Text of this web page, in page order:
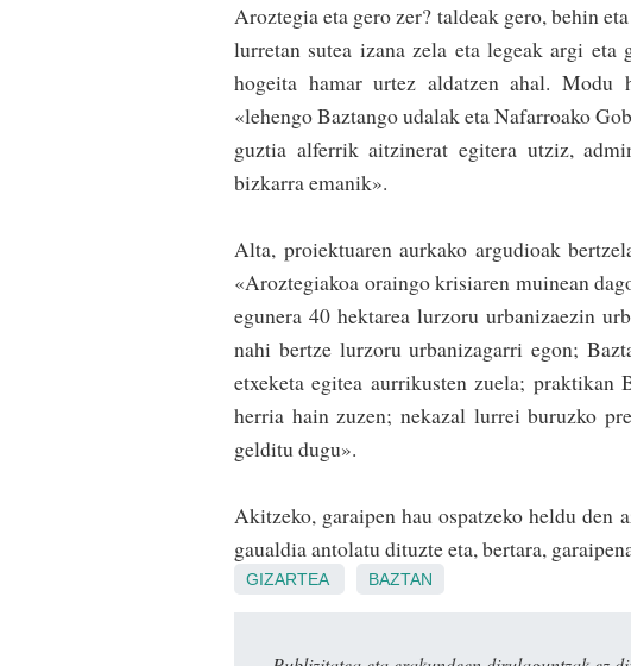
Aroztegia eta gero zer? taldeak gero, behin
lurretan sutea izana zela eta legeak argi
hogeita hamar urtez aldatzen ahal. Modu
«lehengo Baztango udalak eta Nafarroako
guztia alfe­rrik aitzinerat egitera u­tziz,
bizka­rra emanik».
Alta, proiektuaren aurkako argudioak
«Aroztegiakoa oraingo krisiaren muinean
egunera 40 hektarea lurzoru urbanizaezin
nahi bertze lurzoru urbanizagarri egon;
etxeketa egitea aurrikusten zuela; praktikan
he­rria hain zuzen; nekazal lurrei buruzko
gelditu dugu».
Akitzeko, garaipen hau ospatzeko heldu den
gaualdia antolatu dituzte eta, bertara,
GIZARTEA BAZTAN